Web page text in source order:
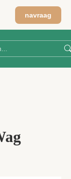
navraag